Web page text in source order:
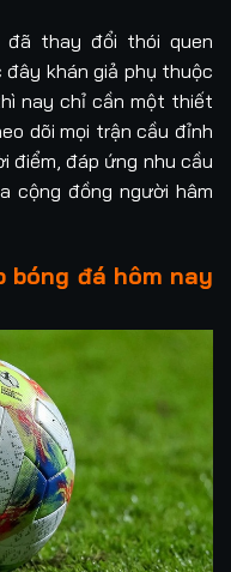
đã thay đổi thói quen
khán giả phụ thuộc
nay chỉ cần một thiết
dõi mọi trận cầu đỉnh
điểm, đáp ứng nhu cầu
cộng đồng người hâm
bóng đá hôm nay